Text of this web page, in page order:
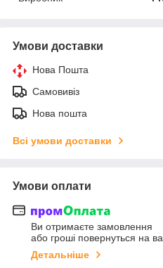
Умови доставки
Нова Пошта
Самовивіз
Нова пошта
Всі умови доставки
Умови оплати
Ви отримаєте замовлення
або гроші повернуться на
Детальніше